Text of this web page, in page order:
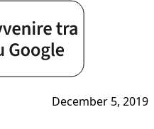
December 5, 2019